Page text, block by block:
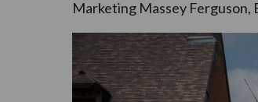
Marketing Massey Ferguson,